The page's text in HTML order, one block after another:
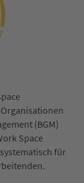
Organisationen
(BGM)
Space
für